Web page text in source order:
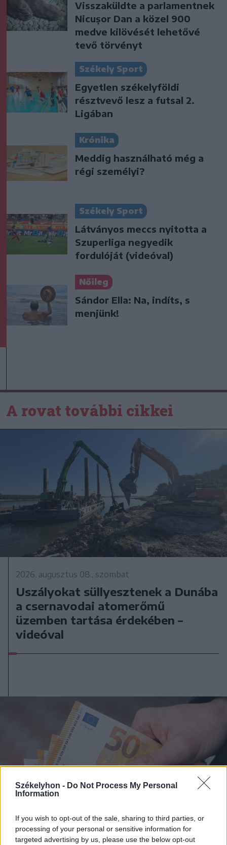
Székelyhon - Do Not Process My Personal
Information
If you wish to opt-out of the sale, sharing to third parties, or
processing of your personal or sensitive information for
targeted advertising by us, please use the below opt-out
Visszaküldte a parlamentnek
Nicușor Dan a közel 900
medve kilövését lehetővé
tevő törvényt
Székely Sport
Egyetlen székelyföldi
résztvevő lesz a futsal 2.
Ligában
Krónika
Meddig használható még a
régi személyi?
Székely Sport
Látványos meccs nyitotta a
Szuperliga negyedik
fordulóját (videóval)
Nőileg
Sándor Ella: Na, indíts, s
menjünk!
A rovat további cikkei
2026. augusztus 08., szombat
Uszályokat süllyesztenek a Dunába
a csernavodai atomerőmű
üzemben tartása érdekében –
videóval